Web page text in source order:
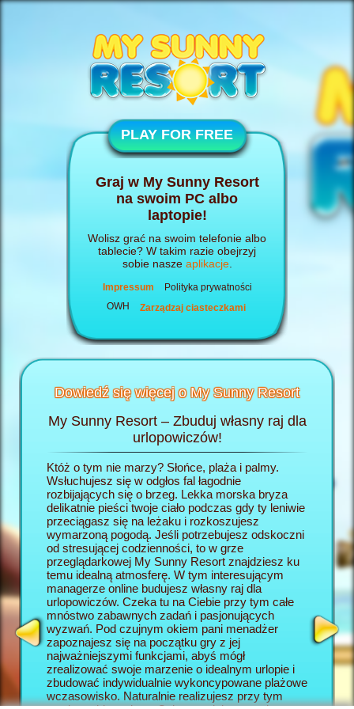
PLAY FOR FREE
Graj w My Sunny Resort
na swoim PC albo
laptopie!
Wolisz grać na swoim telefonie albo
tablecie? W takim razie obejrzyj
sobie nasze aplikacje.
Impressum
Polityka prywatności
OWH
Zarządzaj ciasteczkami
Dowiedź się więcej o My Sunny Resort
My Sunny Resort – Zbuduj własny raj dla
urlopowiczów!
Któż o tym nie marzy? Słońce, plaża i palmy.
Wsłuchujesz się w odgłos fal łagodnie
rozbijających się o brzeg. Lekka morska bryza
delikatnie pieści twoje ciało podczas gdy ty leniwie
przeciągasz się na leżaku i rozkoszujesz
wymarzoną pogodą. Jeśli potrzebujesz odskoczni
od stresującej codzienności, to w grze
przeglądarkowej My Sunny Resort znajdziesz ku
temu idealną atmosferę. W tym interesującym
managerze online budujesz własny raj dla
urlopowiczów. Czeka tu na Ciebie przy tym całe
mnóstwo zabawnych zadań i pasjonujących
wyzwań. Pod czujnym okiem pani menadżer
zapoznajesz się na początku gry z jej
najważniejszymi funkcjami, abyś mógł
zrealizować swoje marzenie o idealnym urlopie i
zbudować indywidualnie wykoncypowane plażowe
wczasowisko. Naturalnie realizujesz przy tym
się w
My
dla
okazję
która w
online.